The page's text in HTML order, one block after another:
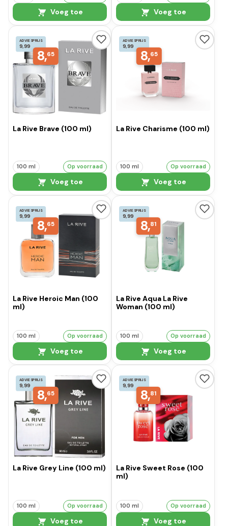
Voeg toe Voeg toe
ADVIESPRIJS
9,99
8,65
La Rive Brave (100 ml)
100 ml Op voorraad
Voeg toe
ADVIESPRIJS
9,99
8,65
La Rive Charisme (100 ml)
100 ml Op voorraad
Voeg toe
ADVIESPRIJS
9,99
8,65
La Rive Heroic Man (100
ml)
100 ml Op voorraad
Voeg toe
ADVIESPRIJS
9,99
8,81
La Rive Aqua La Rive
Woman (100 ml)
100 ml Op voorraad
Voeg toe
ADVIESPRIJS
9,99
8,65
La Rive Grey Line (100 ml)
100 ml Op voorraad
Voeg toe
ADVIESPRIJS
9,99
8,81
La Rive Sweet Rose (100
ml)
100 ml Op voorraad
Voeg toe